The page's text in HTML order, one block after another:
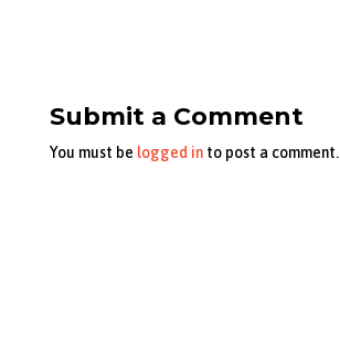
Submit a Comment
You must be logged into post a comment.